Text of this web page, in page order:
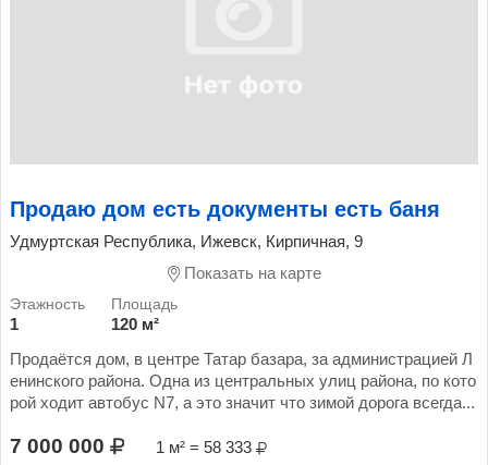
Продаю дом есть документы есть баня
Удмуртская Республика, Ижевск, Кирпичная, 9
Показать на карте
1
120 м²
Продаётся дом, в центре Татар базара, за администрацией Л
енинского района. Одна из центральных улиц района, по кото
рой ходит автобус N7, а это значит что зимой дорога всегда...
7 000 000 1 м² = 58 333